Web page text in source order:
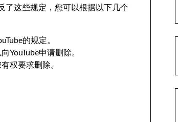
了这些规定，您可以根据以下几个
的规定。
YouTube申请删除。
权要求删除。